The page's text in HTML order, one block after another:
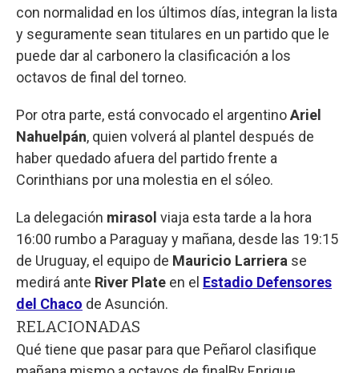
con normalidad en los últimos días, integran la lista
y seguramente sean titulares en un partido que le
puede dar al carbonero la clasificación a los
octavos de final del torneo.
Por otra parte, está convocado el argentinoAriel
Nahuelpán, quien volverá al plantel después de
haber quedado afuera del partido frente a
Corinthians por una molestia en el sóleo.
La delegación mirasol viaja esta tarde a la hora
16:00 rumbo a Paraguay y mañana, desde las 19:15
de Uruguay, el equipo de Mauricio Larriera se
medirá ante River Plate en el Estadio Defensores
del Chaco de Asunción.
RELACIONADAS
Qué tiene que pasar para que Peñarol clasifique